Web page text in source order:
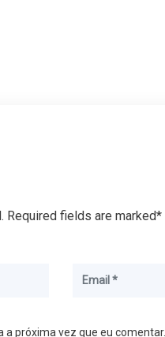
Required fields are marked*
próxima vez que eu comentar.